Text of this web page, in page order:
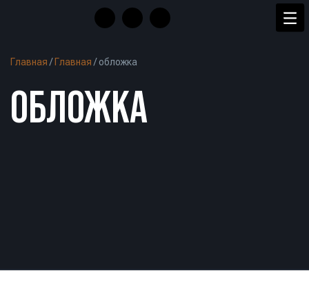
Главная / Главная /обложка
ОБЛОЖКА